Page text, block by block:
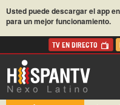
Usted puede descargar el app
para un mejor funcionamiento.
TV EN DIRECTO